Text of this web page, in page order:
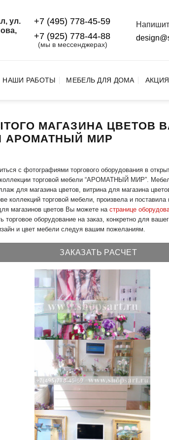
ул.
+7 (495) 778-45-59
+7 (925) 778‑44‑88
(мы в мессенджерах)
НАШИ РАБОТЫ МЕБЕЛЬ ДЛЯ ДОМА
МАГАЗИНА ЦВЕТОВ
АРОМАТНЫЙ МИР
с фотографиями торгового оборудования в
торговой мебели “АРОМАТНЫЙ МИР”.
для магазина цветов, витрина для магазина
коллекций торговой мебели, произвела и
магазинов цветов Вы можете на странице
торговое оборудование на заказ, конкретно для
и цвет мебели следуя вашим пожеланиям.
ЗАКАЗАТЬ РАСЧЕТ